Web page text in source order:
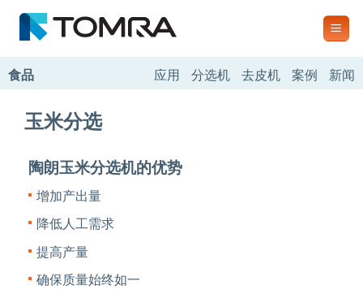
容食品 应用 分选机 去皮机 案例 新闻
玉米分选
陶朗玉米分选机的优势
增加产出量
降低人工需求
提高产量
确保质量始终如一